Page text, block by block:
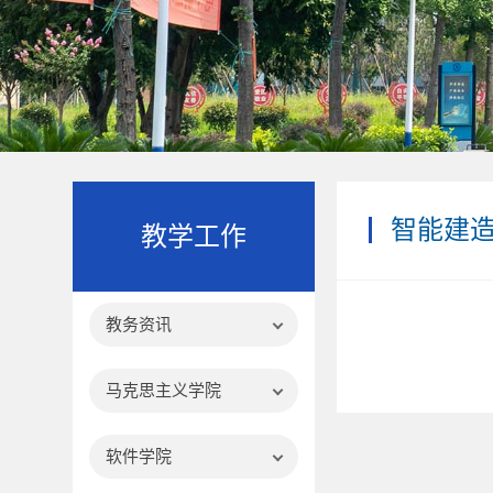
教学工作
教务资讯
马克思主义学院
软件学院
智能建